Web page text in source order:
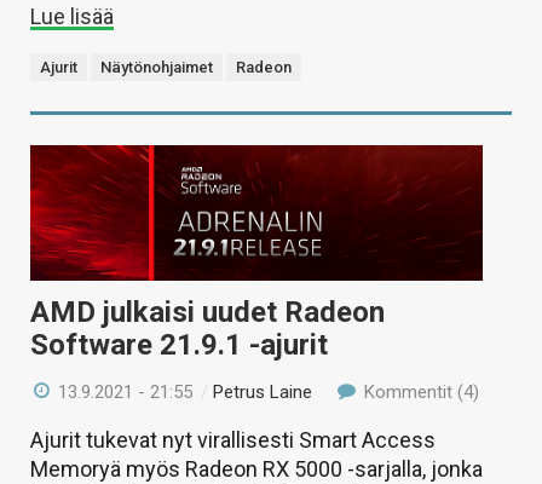
Lue lisää
Ajurit Näytönohjaimet Radeon
AMD julkaisi uudet Radeon
Software 21.9.1 -ajurit
13.9.2021 - 21:55 /Petrus Laine Kommentit (4)
Ajurit tukevat nyt virallisesti Smart Access
Memoryä myös Radeon RX 5000 -sarjalla, jonka